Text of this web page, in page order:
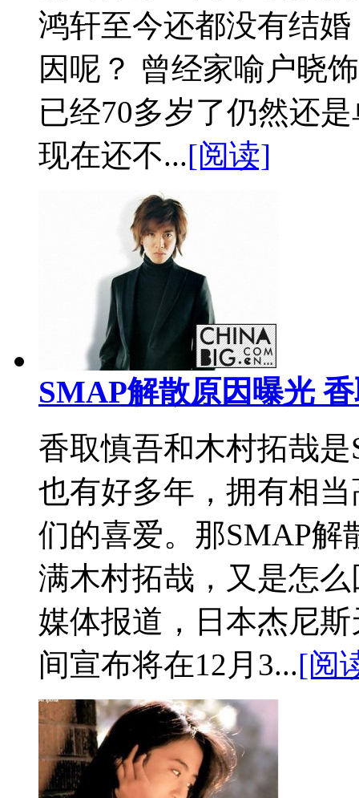
鸿轩至今还都没有结
因呢？ 曾经家喻户晓
已经70多岁了仍然还
现在还不...[阅读]
SMAP解散原因曝光
香取慎吾和木村拓哉
也有好多年，拥有相
们的喜爱。那SMAP解
满木村拓哉，又是怎
媒体报道，日本杰尼
间宣布将在12月3...[阅